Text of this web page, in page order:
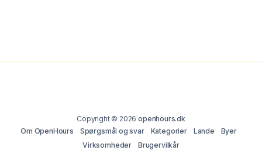
Copyright © 2026openhours.dk
Om OpenHours
Spørgsmål og svar Kategorier Lande
Byer
Virksomheder
Brugervilkår